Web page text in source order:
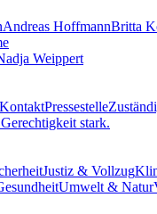
Andreas HoffmannBritta
Weippert
Pressestelle
stark.
Justiz & Vollzug
Umwelt & Natur